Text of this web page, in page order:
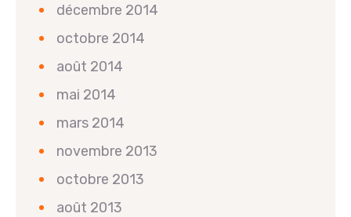
décembre 2014
octobre 2014
août 2014
mai 2014
mars 2014
novembre 2013
octobre 2013
août 2013